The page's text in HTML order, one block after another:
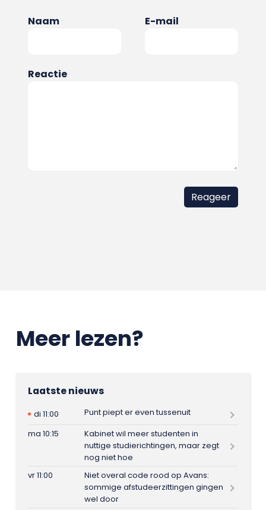
Naam E-mail
Reactie
Meer lezen?
Laatste nieuws
di 11:00
Punt piept er even tussenuit
ma 10:15
Kabinet wil meer studenten in
nuttige studierichtingen, maar zegt
nog niet hoe
vr 11:00
Niet overal code rood op Avans:
sommige afstudeerzittingen gingen
wel door